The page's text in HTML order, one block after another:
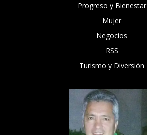
Progreso y Bienestar
Mujer
Negocios
RSS
Turismo y Diversión